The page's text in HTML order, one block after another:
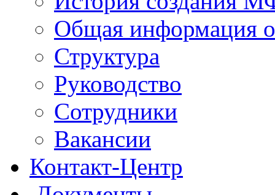
Общая
Структура
Руководство
Сотрудники
Вакансии
Контакт-Центр